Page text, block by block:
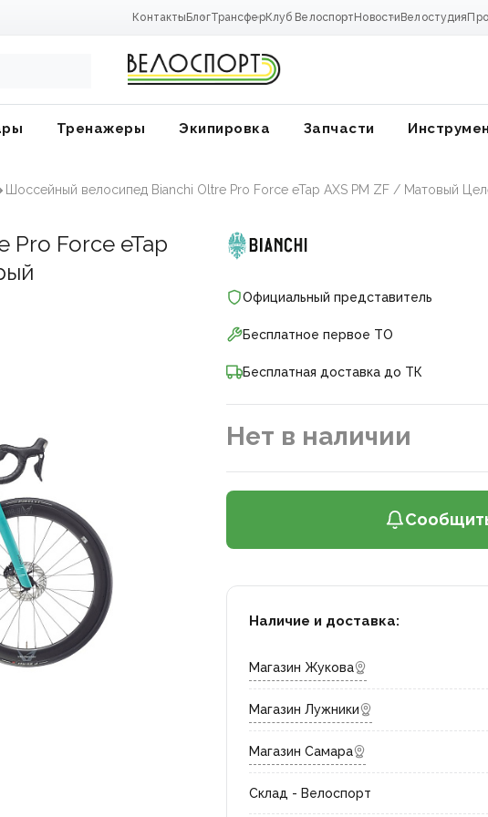
Контакты БлогТрансферКлуб Велоспорт Новости Велостудия
Тренажеры Экипировка Запчасти
Шоссейный велосипед Bianchi Oltre Pro Force eTap AXS PM ZF / Матовый
Pro Force eTap
Официальный представитель
Бесплатное первое ТО
Бесплатная доставка до ТК
Нет в наличии
Наличие и доставка:
Магазин Жукова
Магазин Лужники
Магазин Самара
Склад - Велоспорт